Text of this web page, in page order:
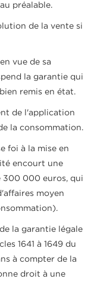
préalable.
de la vente si
vue de sa
la garantie qui
remis en état.
de l'application
la consommation.
foi à la mise en
encourt une
300 000 euros, qui
moyen
la garantie légale
1641 à 1649 du
à compter de la
droit à une